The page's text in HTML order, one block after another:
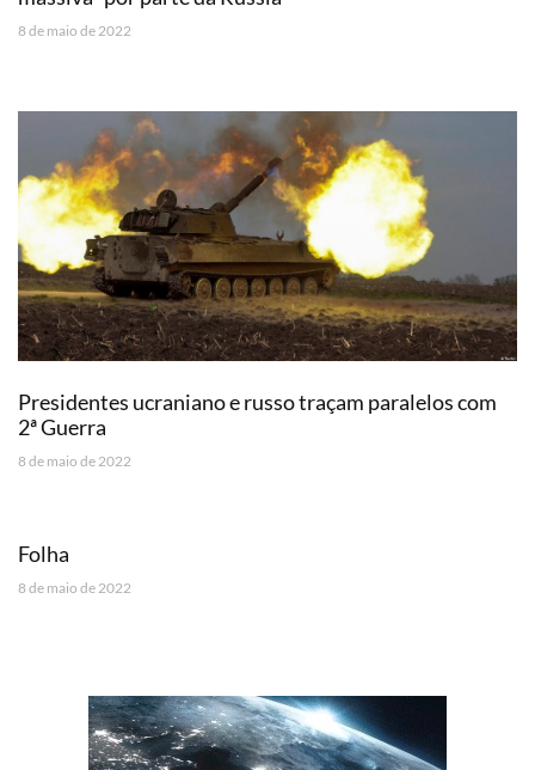
8 de maio de 2022
Presidentes ucraniano e russo traçam paralelos com
2ª Guerra
8 de maio de 2022
Folha
8 de maio de 2022